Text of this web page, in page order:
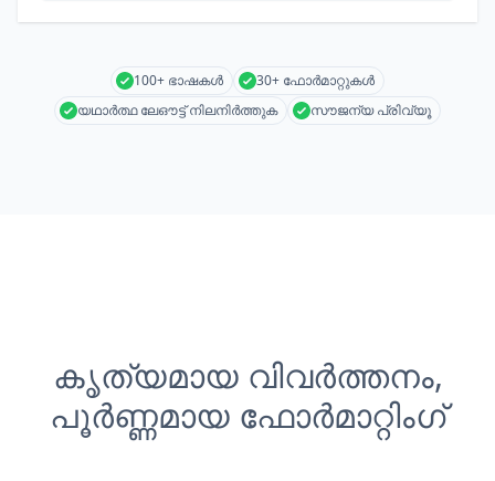
100+ ഭാഷകൾ
30+ ഫോർമാറ്റുകൾ
യഥാർത്ഥ ലേഔട്ട് നിലനിർത്തുക
സൗജന്യ പ്രിവ്യൂ
കൃത്യമായ വിവർത്തനം,
പൂർണ്ണമായ ഫോർമാറ്റിംഗ്